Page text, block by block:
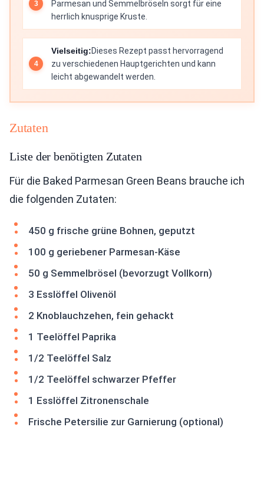
Parmesan und Semmelbröseln sorgt für eine
herrlich knusprige Kruste.
Vielseitig:Dieses Rezept passt hervorragend
zu verschiedenen Hauptgerichten und kann
leicht abgewandelt werden.
Zutaten
Liste der benötigten Zutaten
Für die Baked Parmesan Green Beans brauche ich
die folgenden Zutaten:
450 g frische grüne Bohnen, geputzt
100 g geriebener Parmesan-Käse
50 g Semmelbrösel (bevorzugt Vollkorn)
3 Esslöffel Olivenöl
2 Knoblauchzehen, fein gehackt
1 Teelöffel Paprika
1/2 Teelöffel Salz
1/2 Teelöffel schwarzer Pfeffer
1 Esslöffel Zitronenschale
Frische Petersilie zur Garnierung (optional)